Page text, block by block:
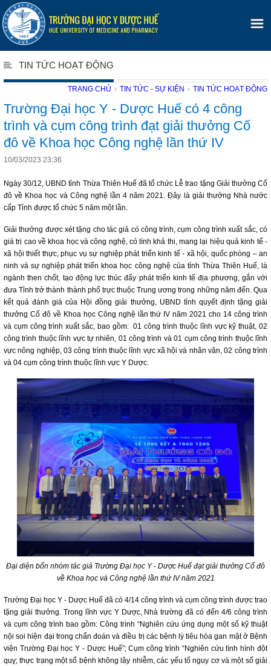
TIN TỨC HOẠT ĐỘNG
TRANG CHỦ › TIN TỨC - SỰ KIỆN › TIN TỨC HOẠT ĐỘNG
Trường Đại học Y - Dược Huế có 4 công
trình và cụm công trình đạt giải thưởng Cố
đô về Khoa học Công nghệ lần thứ IV
10/03/2023 23:36
Ngày 30/12, UBND tỉnh Thừa Thiên Huế đã tổ chức Lễ trao tặng Giải thưởng Cố
đô về Khoa học và Công nghệ lần 4 năm 2021. Đây là giải thưởng Nhà nước
cấp Tỉnh được tổ chức 5 năm một lần.
Giải thưởng được xét tặng cho tác giả có công trình, cụm công trình xuất sắc, có
giá trị cao về khoa học và công nghệ, có tính khả thi, mang lại hiệu quả kinh tế -
xã hội thiết thực, phục vụ sự nghiệp phát triển kinh tế - xã hội, quốc phòng – an
ninh và sự nghiệp phát triển khoa học công nghệ của tỉnh Thừa Thiên Huế, là
ngành then chốt, tạo động lực thúc đẩy phát triển kinh tế địa phương, gắn với
đưa Tỉnh trở thành thành phố trực thuộc Trung ương trong những năm đến. Qua
kết quả đánh giá của Hội đồng giải thưởng, UBND tỉnh quyết định tặng giải
thưởng Cố đô về Khoa học Công nghệ lần thứ IV năm 2021 cho 14 công trình
và cụm công trình xuất sắc, bao gồm: 01 công trình thuộc lĩnh vực kỹ thuật, 02
công trình thuộc lĩnh vực tự nhiên, 01 công trình và 01 cụm công trình thuộc lĩnh
vực nông nghiệp, 03 công trình thuộc lĩnh vực xã hội và nhân văn, 02 công trình
và 04 cụm công trình thuộc lĩnh vực Y Dược.
Đại diện bốn nhóm tác giả Trường Đại học Y - Dược Huế đạt giải thưởng Cố đô
về Khoa học và Công nghệ lần thứ IV năm 2021
Trường Đại học Y - Dược Huế đã có 4/14 công trình và cụm công trình được trao
tặng giải thưởng. Trong lĩnh vực Y Dược, Nhà trường đã có đến 4/6 công trình
và cụm công trình bao gồm: Công trình “Nghiên cứu ứng dụng một số kỹ thuật
nội soi hiện đại trong chẩn đoán và điều trị các bệnh lý tiêu hóa gan mật ở Bệnh
viện Trường Đại học Y - Dược Huế”; Cụm công trình “Nghiên cứu tình hình đột
quỵ; thực trạng một số bệnh không lây nhiễm, các yếu tố nguy cơ và một số giải